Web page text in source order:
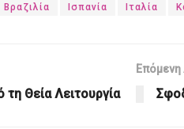
Βραζιλία Ισπανία Ιταλία
Θεία Λειτουργία